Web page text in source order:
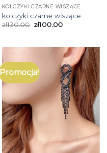
KOLCZYKI CZARNE WISZĄCE
kolczyki czarne wiszące
zł130.00 zł100.00
Promocja!